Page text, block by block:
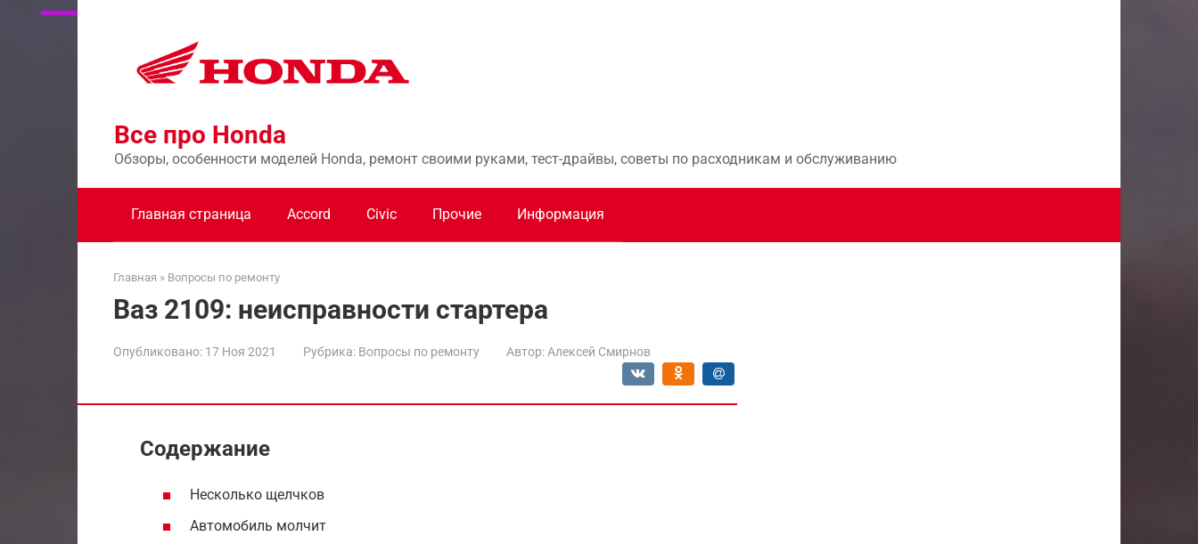
Перейти
Все про Honda
Обзоры, особенности моделей Honda, ремонт своими руками, тест-драйвы, советы по расходникам и обслуживанию
Главная страница Accord Civic Прочие Информация
Главная » Вопросы по ремонту
Ваз 2109: неисправности стартера
Опубликовано: 17 Ноя 2021 Рубрика: Вопросы по ремонту Автор: Алексей Смирнов
Содержание
Несколько щелчков
Автомобиль молчит